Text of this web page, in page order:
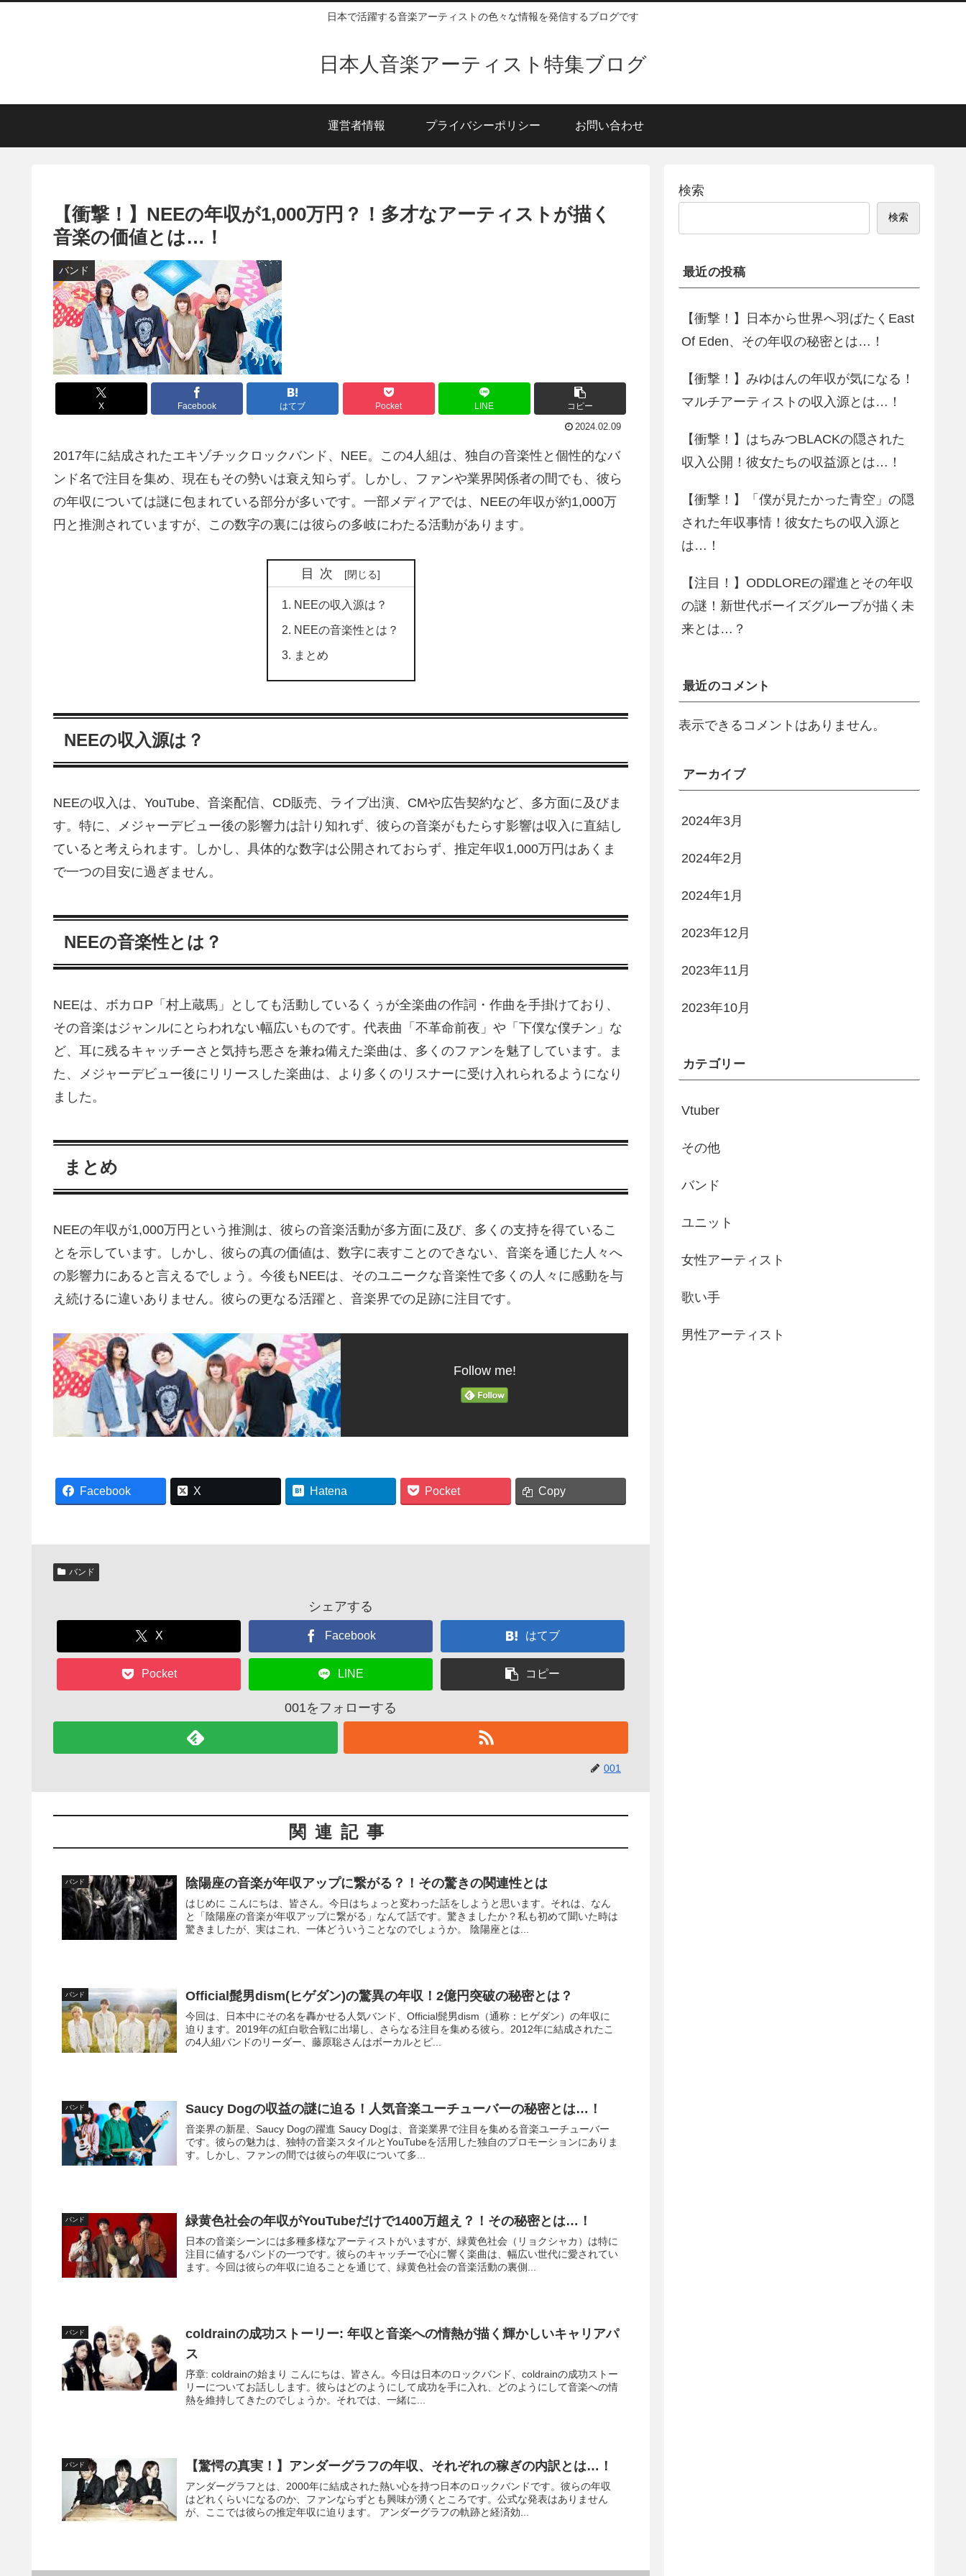
日本で活躍する音楽アーティストの色々な情報を発信するブログです
日本人音楽アーティスト特集ブログ
運営者情報 プライバシーポリシー お問い合わせ
【衝撃！】NEEの年収が1,000万円？！多才なアーティストが描く
音楽の価値とは…！
バンド
X Facebook はてブ Pocket LINE コピー
2024.02.09
2017年に結成されたエキゾチックロックバンド、NEE。この4人組は、独自の音楽性と個性的なバ
ンド名で注目を集め、現在もその勢いは衰え知らず。しかし、ファンや業界関係者の間でも、彼ら
の年収については謎に包まれている部分が多いです。一部メディアでは、NEEの年収が約1,000万
円と推測されていますが、この数字の裏には彼らの多岐にわたる活動があります。
目次
NEEの収入源は？
NEEの音楽性とは？
まとめ
NEEの収入源は？
NEEの収入は、YouTube、音楽配信、CD販売、ライブ出演、CMや広告契約など、多方面に及びま
す。特に、メジャーデビュー後の影響力は計り知れず、彼らの音楽がもたらす影響は収入に直結し
ていると考えられます。しかし、具体的な数字は公開されておらず、推定年収1,000万円はあくま
で一つの目安に過ぎません。
NEEの音楽性とは？
NEEは、ボカロP「村上蔵馬」としても活動しているくぅが全楽曲の作詞・作曲を手掛けており、
その音楽はジャンルにとらわれない幅広いものです。代表曲「不革命前夜」や「下僕な僕チン」な
ど、耳に残るキャッチーさと気持ち悪さを兼ね備えた楽曲は、多くのファンを魅了しています。ま
た、メジャーデビュー後にリリースした楽曲は、より多くのリスナーに受け入れられるようになり
ました。
まとめ
NEEの年収が1,000万円という推測は、彼らの音楽活動が多方面に及び、多くの支持を得ているこ
とを示しています。しかし、彼らの真の価値は、数字に表すことのできない、音楽を通じた人々へ
の影響力にあると言えるでしょう。今後もNEEは、そのユニークな音楽性で多くの人々に感動を与
え続けるに違いありません。彼らの更なる活躍と、音楽界での足跡に注目です。
Follow me!
Facebook X Hatena Pocket Copy
バンド
シェアする
X Facebook はてブ
Pocket LINE コピー
001をフォローする
001
関連記事
バンド 陰陽座の音楽が年収アップに繋がる？！その驚きの関連性とは
はじめに こんにちは、皆さん。今日はちょっと変わった話をしようと思います。それは、なん
と「陰陽座の音楽が年収アップに繋がる」なんて話です。驚きましたか？私も初めて聞いた時は
驚きましたが、実はこれ、一体どういうことなのでしょうか。 陰陽座とは...
バンド Official髭男dism(ヒゲダン)の驚異の年収！2億円突破の秘密とは？
今回は、日本中にその名を轟かせる人気バンド、Official髭男dism（通称：ヒゲダン）の年収に
迫ります。2019年の紅白歌合戦に出場し、さらなる注目を集める彼ら。2012年に結成されたこ
の4人組バンドのリーダー、藤原聡さんはボーカルとピ...
バンド Saucy Dogの収益の謎に迫る！人気音楽ユーチューバーの秘密とは…！
音楽界の新星、Saucy Dogの躍進 Saucy Dogは、音楽業界で注目を集める音楽ユーチューバー
です。彼らの魅力は、独特の音楽スタイルとYouTubeを活用した独自のプロモーションにありま
す。しかし、ファンの間では彼らの年収について多...
バンド 緑黄色社会の年収がYouTubeだけで1400万超え？！その秘密とは…！
日本の音楽シーンには多種多様なアーティストがいますが、緑黄色社会（リョクシャカ）は特に
注目に値するバンドの一つです。彼らのキャッチーで心に響く楽曲は、幅広い世代に愛されてい
ます。今回は彼らの年収に迫ることを通じて、緑黄色社会の音楽活動の裏側...
バンド
coldrainの成功ストーリー: 年収と音楽への情熱が描く輝かしいキャリアパ
ス
序章: coldrainの始まり こんにちは、皆さん。今日は日本のロックバンド、coldrainの成功ストー
リーについてお話しします。彼らはどのようにして成功を手に入れ、どのようにして音楽への情
熱を維持してきたのでしょうか。それでは、一緒に...
バンド 【驚愕の真実！】アンダーグラフの年収、それぞれの稼ぎの内訳とは…！
アンダーグラフとは、2000年に結成された熱い心を持つ日本のロックバンドです。彼らの年収
はどれくらいになるのか、ファンならずとも興味が湧くところです。公式な発表はありません
が、ここでは彼らの推定年収に迫ります。 アンダーグラフの軌跡と経済効...
検索
検索
最近の投稿
【衝撃！】日本から世界へ羽ばたくEast
Of Eden、その年収の秘密とは…！
【衝撃！】みゆはんの年収が気になる！
マルチアーティストの収入源とは…！
【衝撃！】はちみつBLACKの隠された
収入公開！彼女たちの収益源とは…！
【衝撃！】「僕が見たかった青空」の隠
された年収事情！彼女たちの収入源と
は…！
【注目！】ODDLOREの躍進とその年収
の謎！新世代ボーイズグループが描く未
来とは…？
最近のコメント
表示できるコメントはありません。
アーカイブ
2024年3月
2024年2月
2024年1月
2023年12月
2023年11月
2023年10月
カテゴリー
Vtuber
その他
バンド
ユニット
女性アーティスト
歌い手
男性アーティスト